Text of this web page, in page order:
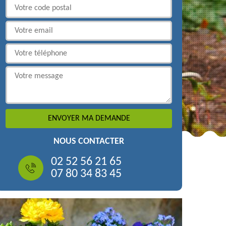
NOUS CONTACTER
02 52 56 21 65
07 80 34 83 45